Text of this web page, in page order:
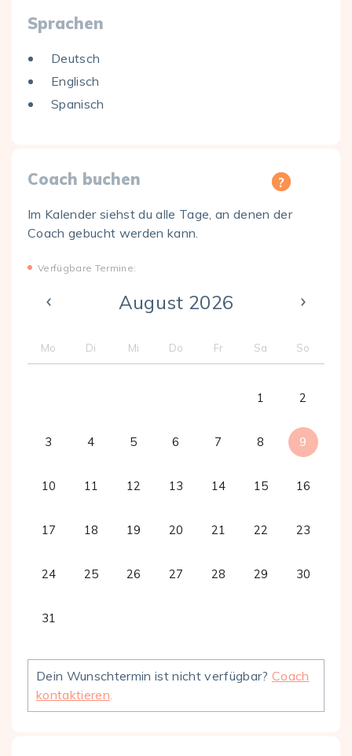
Coach buchen
Im Kalender siehst du alle Tage, an denen der
Coach gebucht werden kann.
Verfügbare Termine:
August 2026
Mo Di Mi Do Fr Sa So
1 2
3 4 5 6 7 8 9
10 11 12 13 14 15 16
17 18 19 20 21 22 23
24 25 26 27 28 29 30
31
Dein Wunschtermin ist nicht verfügbar? Coach
kontaktieren
Sprachen
Deutsch
Englisch
Spanisch